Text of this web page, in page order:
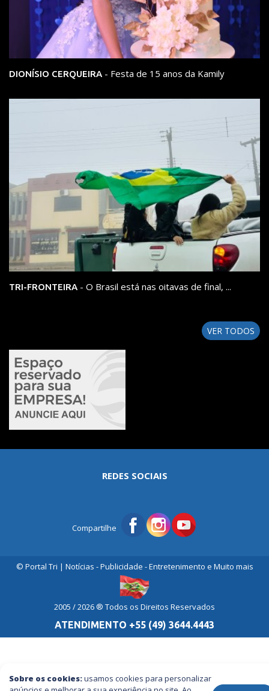
DIONÍSIO CERQUEIRA - Festa de 15 anos da Kamily
TRI-FRONTEIRA - O Brasil está nas oitavas de final, ...
VER TODOS
Sobre os cookies:usamos cookies para personalizar
REDES SOCIAIS
Compartilhe
© Portal Tri | Notícias - Publicidade - Entretenimento e Muito mais
2005 / 2026 ® Todos os Direitos Reservados
ATENDIMENTO +55 (49) 3644.4443